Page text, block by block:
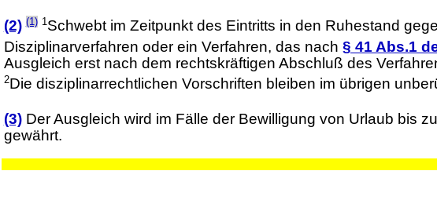
(2) (1) 1Schwebt im Zeitpunkt des Eintritts in den Ruhestand
Disziplinarverfahren oder ein Verfahren, das nach § 41 Abs.1
Ausgleich erst nach dem rechtskräftigen Abschluß des
2Die disziplinarrechtlichen Vorschriften bleiben im übrigen
(3) Der Ausgleich wird im Fälle der Bewilligung von Urlaub bis
gewährt.